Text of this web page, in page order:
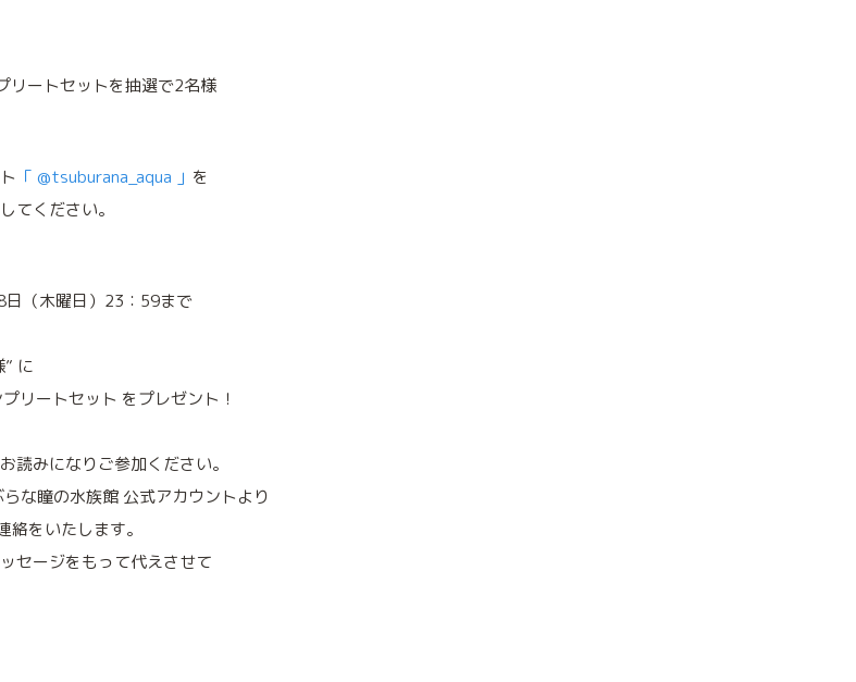
リートセットを抽選で2名様
「 @tsuburana_aqua 」 を
てください。
（木曜日）23：59まで
に
リートセット をプレゼント！
みになりご参加ください。
な瞳の水族館 公式アカウントより
をいたします。
セージをもって代えさせて